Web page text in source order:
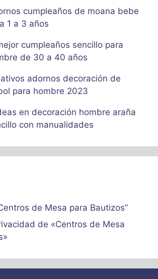
cumpleaños de moana bebe
1 a 3 años
cumpleaños sencillo para
de 30 a 40 años
adornos decoración de
para hombre 2023
en decoración hombre araña
con manualidades
de Mesa para Bautizos”
de «Centros de Mesa